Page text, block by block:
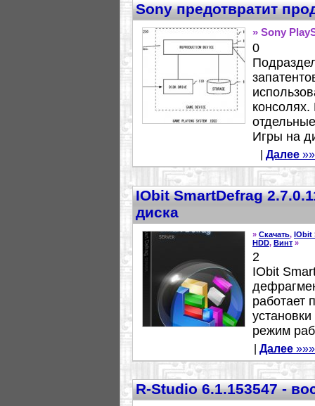
Sony предотвратит
» Sony
0
консолях.
Игры на
Далее
IObit SmartDefrag
диска
» Скачать, IObit
HDD, Винт »
2
IObit
работает
режим
Далее »»»
R-Studio 6.1.153547 -